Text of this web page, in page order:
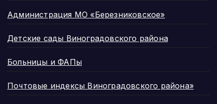
Администрация МО «Березниковское»
Детские сады Виноградовского района
Больницы и ФАПы
Почтовые индексы Виноградовского района»